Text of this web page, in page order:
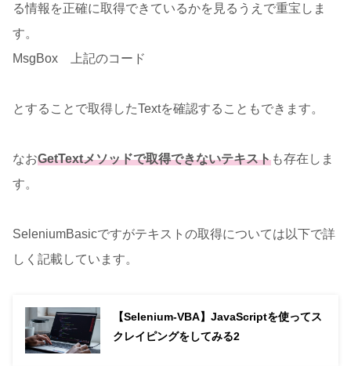
る情報を正確に取得できているかを見るうえで重宝しま
す。
MsgBox 上記のコード
とすることで取得したTextを確認することもできます。
なおGetTextメソッドで取得できないテキストも存在しま
す。
SeleniumBasicですがテキストの取得については以下で詳
しく記載しています。
【Selenium-VBA】JavaScriptを使ってス
クレイピングをしてみる2